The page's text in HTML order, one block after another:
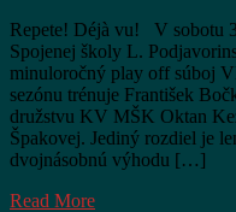
Repete! Déjà vu! V sobotu
Spojenej školy L.
minuloročný play off súboj
sezónu trénuje František
družstvu KV MŠK Oktan
Špakovej. Jediný rozdiel je
dvojnásobnú výhodu […]
Read More